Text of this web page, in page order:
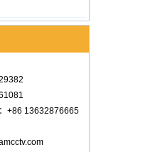
+86 13632876665